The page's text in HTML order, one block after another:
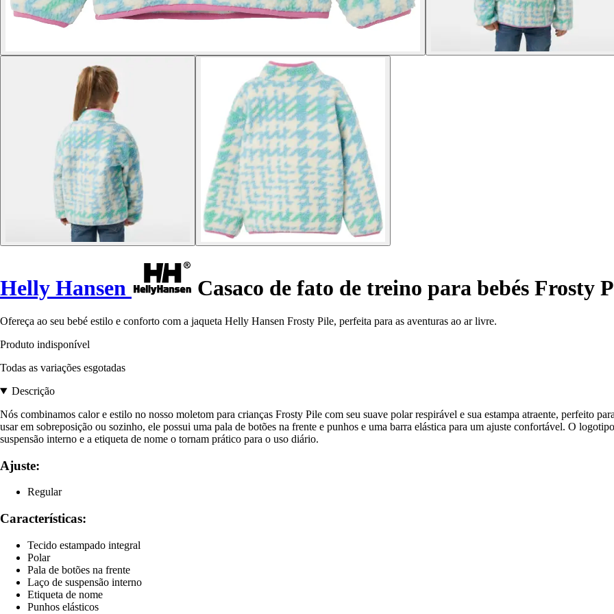
Helly Hansen Casaco de fato de treino para bebés Frosty
Ofereça ao seu bebé estilo e conforto com a jaqueta Helly Hansen Frosty Pile, perfeita para as aventuras ao ar livre.
Produto indisponível
Todas as variações esgotadas
Descrição
Nós combinamos calor e estilo no nosso moletom para crianças Frosty Pile com seu suave polar respirável e sua estampa atraente, perfeito
usar em sobreposição ou sozinho, ele possui uma pala de botões na frente e punhos e uma barra elástica para um ajuste confortável. O
suspensão interno e a etiqueta de nome o tornam prático para o uso diário.
Ajuste:
Regular
Características:
Tecido estampado integral
Polar
Pala de botões na frente
Laço de suspensão interno
Etiqueta de nome
Punhos elásticos